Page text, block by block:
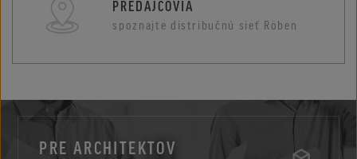
PREDAJCOVIA
spoznajte distribučnú sieť Röben
PRE ARCHITEKTOV